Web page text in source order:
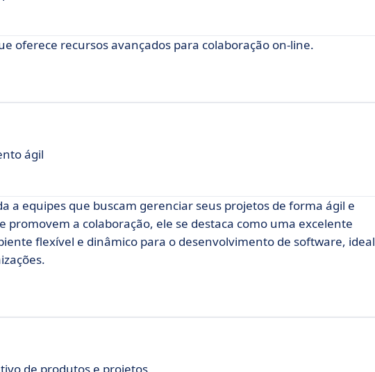
oferece recursos avançados para colaboração on-line.
ágil
a equipes que buscam gerenciar seus projetos de forma ágil e
a colaboração, ele se destaca como uma excelente
flexível e dinâmico para o desenvolvimento de software, ideal
de produtos e projetos